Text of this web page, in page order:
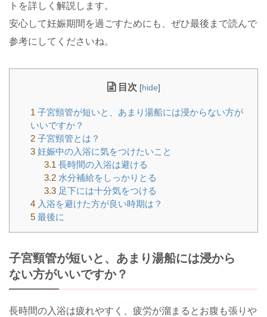
トを詳しく解説します。
安心して妊娠期間を過ごすためにも、ぜひ最後まで読んで
参考にしてくださいね。
目次 [hide]
1 子宮頸管が短いと、あまり湯船には浸からない方が
いいですか？
2 子宮頸管とは？
3 妊娠中の入浴に気をつけたいこと
3.1 長時間の入浴は避ける
3.2水分補給をしっかりとる
3.3足下には十分気をつける
4 入浴を避けた方が良い時期は？
5 最後に
子宮頸管が短いと、あまり湯船には浸から
ない方がいいですか？
長時間の入浴は疲れやすく、疲労が溜まるとお腹も張りや